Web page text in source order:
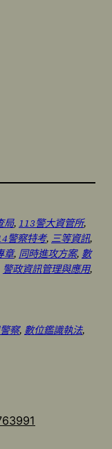
局, 113警大資管所
警察特考, 三等資訊
章, 同時進攻方案, 數
警政資訊管理與應用
察, 數位鑑識執法